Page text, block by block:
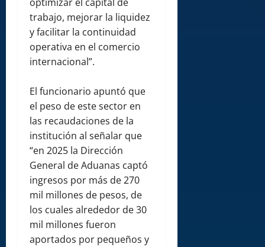
trabajo, mejorar la liquidez
y facilitar la continuidad
operativa en el comercio
internacional”.
El funcionario apuntó que
el peso de este sector en
las recaudaciones de la
institución al señalar que
“en 2025 la Dirección
General de Aduanas captó
ingresos por más de 270
mil millones de pesos, de
los cuales alrededor de 30
mil millones fueron
aportados por pequeños y